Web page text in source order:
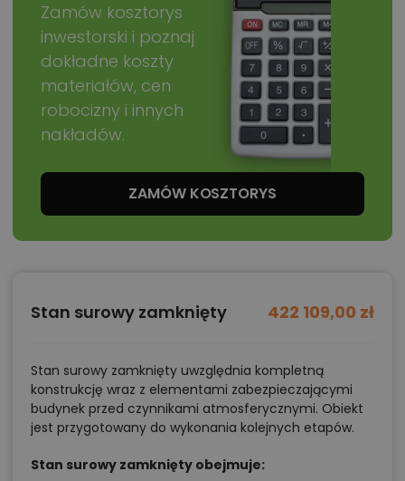
Zamów kosztorys
inwestorski i poznaj
dokładne koszty
materiałów, cen
robocizny i innych
nakładów.
ZAMÓW KOSZTORYS
Stan surowy zamknięty 422 109,00 zł
Stan surowy zamknięty uwzględnia kompletną
konstrukcję wraz z elementami zabezpieczającymi
budynek przed czynnikami atmosferycznymi. Obiekt
jest przygotowany do wykonania kolejnych etapów.
Stan surowy zamknięty obejmuje: